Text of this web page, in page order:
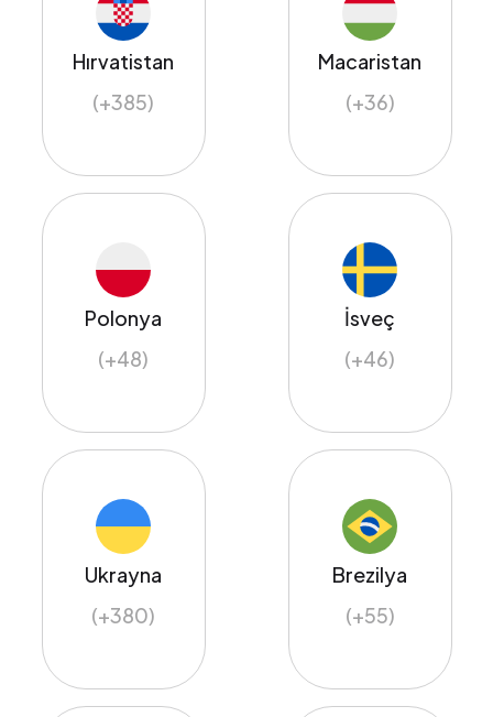
Hırvatistan
(+385)
Macaristan
(+36)
Polonya
(+48)
İsveç
(+46)
Ukrayna
(+380)
Brezilya
(+55)